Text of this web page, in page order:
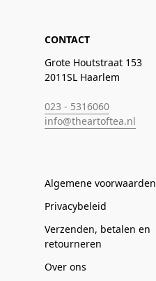
CONTACT
Grote Houtstraat 153
2011SL Haarlem
023 - 5316060
info@theartoftea.nl
Algemene voorwaarden
Privacybeleid
Verzenden, betalen en
retourneren
Over ons